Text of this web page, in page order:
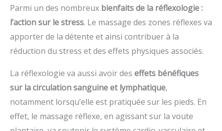
Parmi un des nombreux bienfaits de la réflexologie :
l’action sur le stress. Le massage des zones réflexes va
apporter de la détente et ainsi contribuer à la
réduction du stress et des effets physiques associés.
La réflexologie va aussi avoir des effets bénéfiques
sur la circulation sanguine et lymphatique,
notamment lorsqu’elle est pratiquée sur les pieds. En
effet, le massage réflexe, en agissant sur la voute